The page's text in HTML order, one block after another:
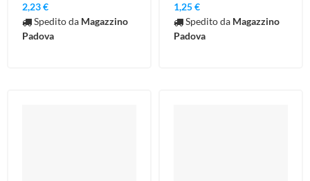
2,23 €
Spedito da Magazzino
Padova
1,25 €
Spedito da Magazzino
Padova